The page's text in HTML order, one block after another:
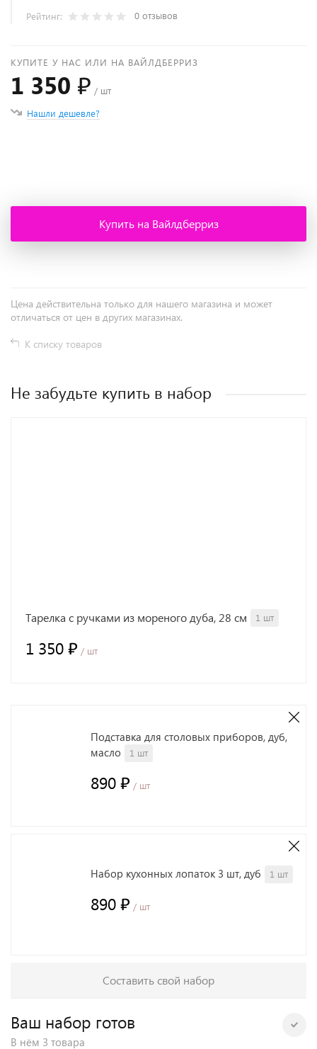
Рейтинг: 0 отзывов
КУПИТЕ У НАС ИЛИ НА ВАЙЛДБЕРРИЗ
1 350 ₽ / шт
Нашли дешевле?
Купить на Вайлдберриз
Цена действительна только для нашего магазина и может
отличаться от цен в других магазинах.
К списку товаров
Не забудьте купить в набор
Тарелка с ручками из мореного дуба, 28 см 1 шт
1 350 ₽ / шт
Подставка для столовых приборов, дуб,
масло
1 шт
890 ₽ / шт
Набор кухонных лопаток 3 шт, дуб 1 шт
890 ₽ / шт
Составить свой набор
Ваш набор готов
В нём 3 товара